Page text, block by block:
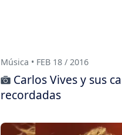
Música • FEB 18 / 2016
Carlos Vives y sus
recordadas